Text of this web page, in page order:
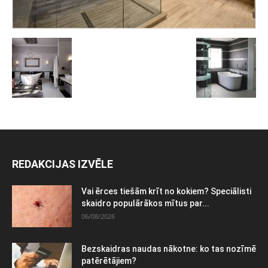
REDAKCIJAS IZVĒLE
Vai ērces tiešām krīt no kokiem? Speciālisti
skaidro populārākos mītus par...
06/08/2026
Bezskaidras naudas nākotne: ko tas nozīmē
patērētājiem?